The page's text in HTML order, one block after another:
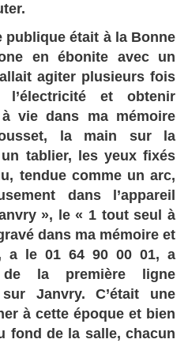
publique était à la Bonne
en ébonite avec un
agiter plusieurs fois
et obtenir
à vie dans ma mémoire
la main sur la
tablier, les yeux fixés
tendue comme un arc,
dans l’appareil
», le « 1 tout seul à
dans ma mémoire et
a le 01 64 90 00 01, a
la première ligne
Janvry. C’était une
à cette époque et bien
fond de la salle, chacun